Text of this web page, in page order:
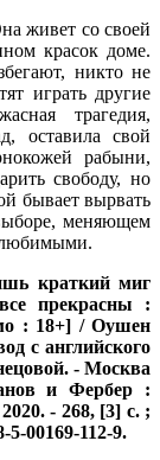
живет со своей
красок доме.
никто не
играть другие
трагедия,
оставила свой
рабыни,
свободу, но
бывает вырвать
меняющем
любимыми.
краткий миг
прекрасны :
: 18+] / Оушен
с английского
- Москва
и Фербер :
- 268, [3] с. ;
5-00169-112-9.